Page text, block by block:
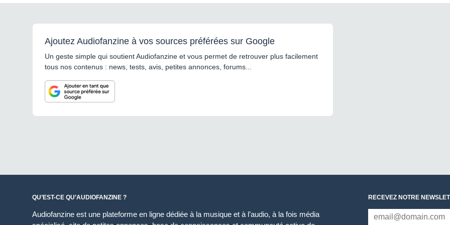
Ajoutez Audiofanzine à vos sources préférées sur Google
Un geste simple qui soutient Audiofanzine et vous permet de retrouver plus facilement
tous nos contenus : news, tests, avis, petites annonces, forums...
QU’EST-CE QU’AUDIOFANZINE ?
Audiofanzine est une plateforme en ligne dédiée à la musique et à l’audio, à la fois média
RECEVEZ NOTRE